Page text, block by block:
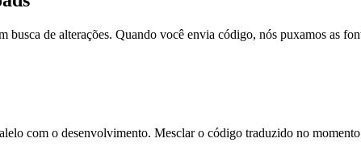
busca de alterações. Quando você envia código, nós puxamos as
com o desenvolvimento. Mesclar o código traduzido no